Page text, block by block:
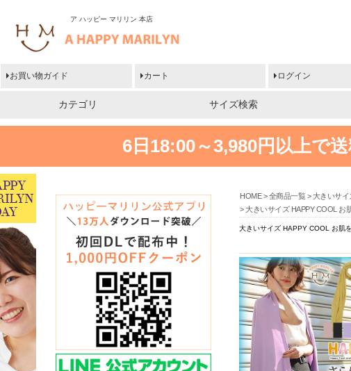
ア ハッピー マリリン 本店
お買い物ガイド カート ログイン
カテゴリ サイズ検索
6日18:00～3,980円以上で送
HOME 全商品一覧 大きいサ
大きいサイズ HAPPY COOL お
大きいサイズ HAPPY COOL お肌